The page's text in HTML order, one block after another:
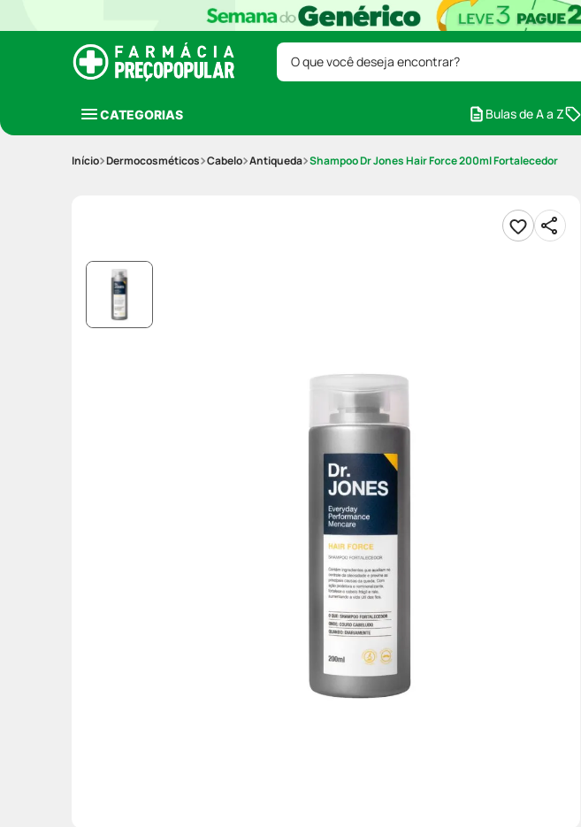
O que você deseja encontrar?
CATEGORIAS Bulas de A a Z
Dermocosméticos Cabelo Antiqueda Shampoo Dr Jones Hair Force 200ml Fortalecedor